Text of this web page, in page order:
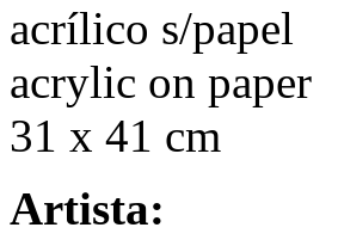
acrílico s/papel
acrylic on paper
31 x 41 cm
Artista: